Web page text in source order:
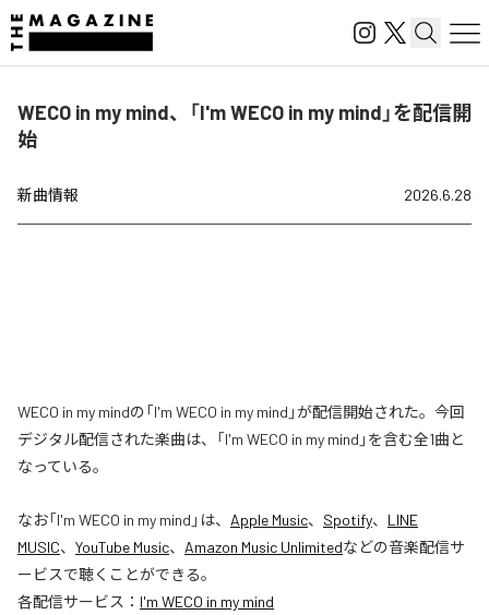
WECO in my mind、「I'm WECO in my mind」を配信開
始
新曲情報 2026.6.28
WECO in my mindの「I'm WECO in my mind」が配信開始された。今回
デジタル配信された楽曲は、「I'm WECO in my mind」を含む全1曲と
なっている。
なお「I'm WECO in my mind 」は、 Apple Music、 Spotify、 LINE
MUSIC、 YouTube Music、 Amazon Music Unlimitedなどの音楽配信サ
ービスで聴くことができる。
各配信サービス： I'm WECO in my mind